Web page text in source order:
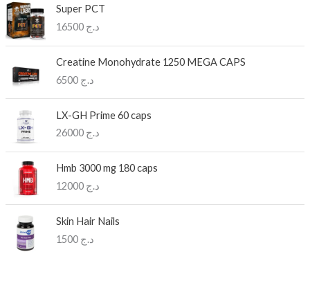
Super PCT
د.ج 16500
Creatine Monohydrate 1250 MEGA CAPS
د.ج 6500
LX-GH Prime 60 caps
د.ج 26000
Hmb 3000 mg 180 caps
د.ج 12000
Skin Hair Nails
د.ج 1500